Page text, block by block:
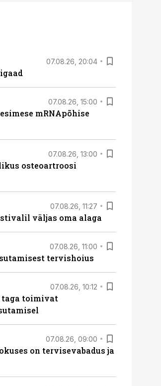
07.08.26, 20:04
07.08.26, 15:00
mRNApõhise
07.08.26, 13:00
osteoartroosi
07.08.26, 11:27
väljas oma alaga
07.08.26, 11:00
tervishoius
07.08.26, 10:12
toimivat
07.08.26, 09:00
on tervisevabadus ja